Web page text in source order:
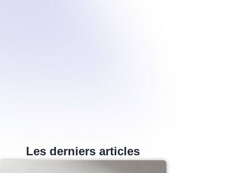
Les derniers articles